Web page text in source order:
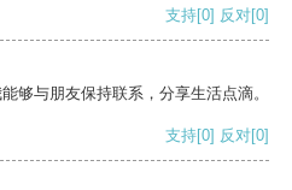
支持[0] 反对[0]
够与朋友保持联系，分享生活点滴。
支持[0] 反对[0]